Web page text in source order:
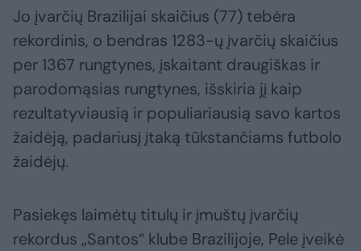
Jo įvarčių Brazilijai skaičius (77) tebėra
rekordinis, o bendras 1283-ų įvarčių skaičius
per 1367 rungtynes, įskaitant draugiškas ir
parodomąsias rungtynes, išskiria jį kaip
rezultatyviausią ir populiariausią savo kartos
žaidėją, padariusį įtaką tūkstančiams futbolo
žaidėjų.
Pasiekęs laimėtų titulų ir įmuštų įvarčių
rekordus „Santos“ klube Brazilijoje, Pele įveikė